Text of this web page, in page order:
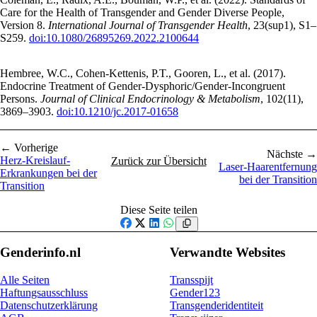
Care for the Health of Transgender and Gender Diverse People,
Version 8. International Journal of Transgender Health, 23(sup1), S1–
S259. doi:10.1080/26895269.2022.2100644
Hembree, W.C., Cohen-Kettenis, P.T., Gooren, L., et al. (2017).
Endocrine Treatment of Gender-Dysphoric/Gender-Incongruent
Persons. Journal of Clinical Endocrinology & Metabolism, 102(11),
3869–3903. doi:10.1210/jc.2017-01658
← Vorherige
Herz-Kreislauf-
Erkrankungen bei der
Transition
Zurück zur Übersicht
Nächste →
Laser-Haarentfernung
bei der Transition
Diese Seite teilen
Facebook
X LinkedIn
WhatsApp
Genderinfo.nl
Alle Seiten
Haftungsausschluss
Datenschutzerklärung
Verwandte Websites
Transspijt
Gender123
Transgenderidentiteit